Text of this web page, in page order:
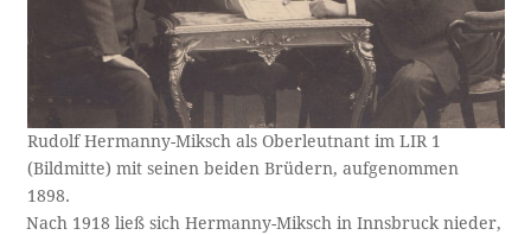
Rudolf Hermanny-Miksch als Oberleutnant im LIR 1
(Bildmitte) mit seinen beiden Brüdern, aufgenommen
1898.
Nach 1918 ließ sich Hermanny-Miksch in Innsbruck nieder,